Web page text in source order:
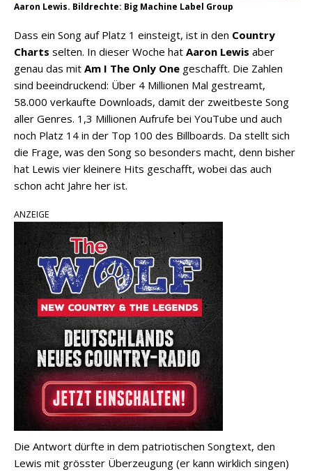
Aaron Lewis. Bildrechte: Big Machine Label Group
Dass ein Song auf Platz 1 einsteigt, ist in den Country
Charts selten. In dieser Woche hat Aaron Lewis aber
genau das mit Am I The Only One geschafft. Die Zahlen
sind beeindruckend: Über 4 Millionen Mal gestreamt,
58.000 verkaufte Downloads, damit der zweitbeste Song
aller Genres. 1,3 Millionen Aufrufe bei YouTube und auch
noch Platz 14 in der Top 100 des Billboards. Da stellt sich
die Frage, was den Song so besonders macht, denn bisher
hat Lewis vier kleinere Hits geschafft, wobei das auch
schon acht Jahre her ist.
ANZEIGE
Die Antwort dürfte in dem patriotischen Songtext, den
Lewis mit grösster Überzeugung (er kann wirklich singen)